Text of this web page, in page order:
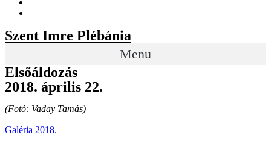
Szent Imre Plébánia
Menu
Elsőáldozás
2018. április 22.
(Fotó: Vaday Tamás)
Galéria 2018.